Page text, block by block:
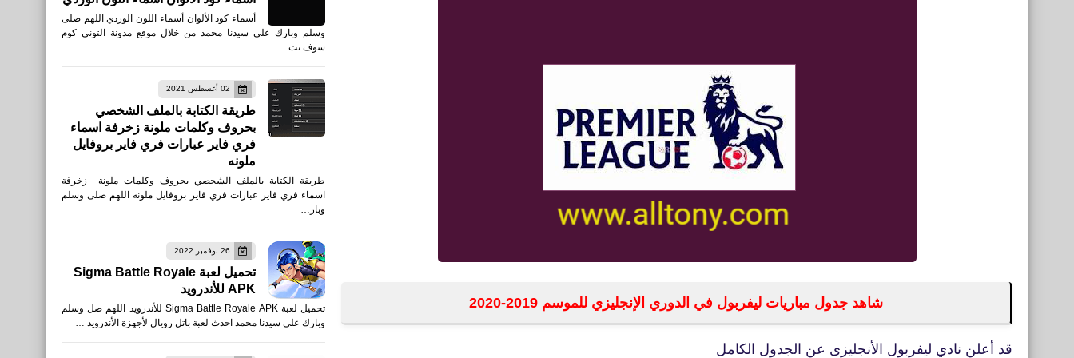
شاهد جدول مباريات ليفربول في الدوري الإنجليزي للموسم 2019-2020
قد أعلن نادي ليفربول الأنجليزى عن الجدول الكامل
أسماء كود الألوان أسماء اللون الوردي اللهم صلى
وسلم وبارك على سيدنا محمد من خلال موقع مدونة التونى كوم
سوف نت…
02 أغسطس 2021
طريقة الكتابة بالملف الشخصي
بحروف وكلمات ملونة زخرفة اسماء
فري فاير عبارات فري فاير بروفايل
ملونه
طريقة الكتابة بالملف الشخصي بحروف وكلمات ملونة زخرفة
اسماء فري فاير عبارات فري فاير بروفايل ملونه اللهم صلى وسلم
وبار…
26 نوفمبر 2022
تحميل لعبة Sigma Battle Royale
APK للأندرويد
تحميل لعبة Sigma Battle Royale APK للأندرويد اللهم صل وسلم
وبارك على سيدنا محمد احدث لعبة باتل رويال لأجهزة الأندرويد …